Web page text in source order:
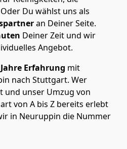
Du wählst uns als
an Deiner Seite.
Deiner Zeit und wir
Angebot.
Jahre Erfahrung mit
nach Stuttgart. Wer
und unser Umzug von
von A bis Z bereits erlebt
in Neuruppin die Nummer